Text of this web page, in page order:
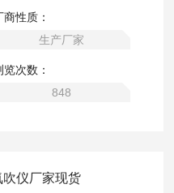
萃取前处理技术代替传统的
商性质：
生产厂家
览次数：
848